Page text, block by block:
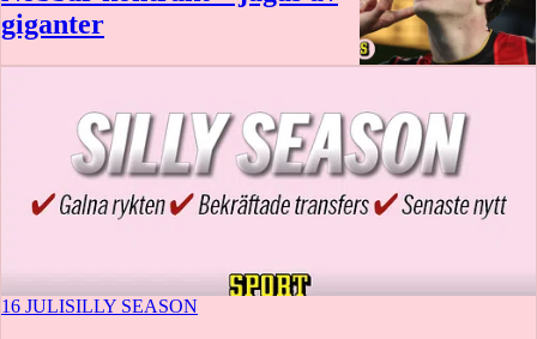
giganter
16 JULISILLY SEASON